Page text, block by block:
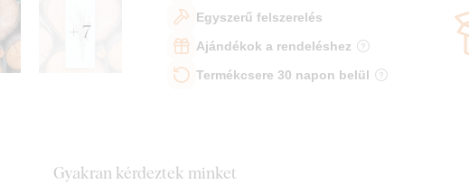
+ 7
Egyszerű felszerelés
Ajándékok a rendeléshez
Termékcsere 30 napon belül
Gyakran kérdeztek minket